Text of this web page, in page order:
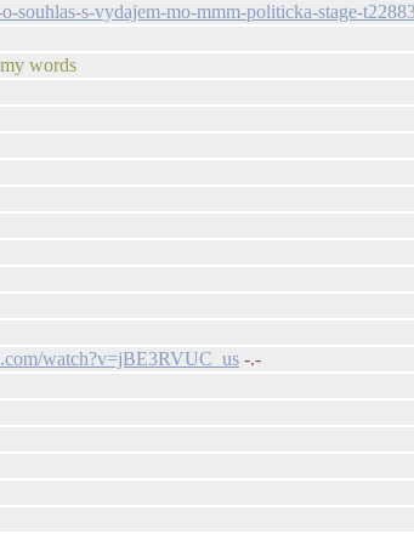
souhlas-s-vydajem-mo-mmm-politicka-stage-
words
watch?v=jBE3RVUC_us -.-